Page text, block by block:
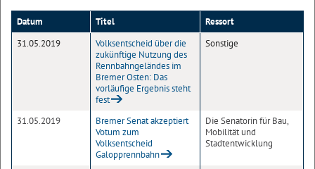
Datum Titel
Ressort
31.05.2019
Volksentscheid über die
zukünftige Nutzung des
Rennbahngeländes im
Bremer Osten: Das
vorläufige Ergebnis steht
fest
Sonstige
31.05.2019
Bremer Senat akzeptiert
Votum zum
Volksentscheid
Galopprennbahn
Die Senatorin für Bau,
Mobilität und
Stadtentwicklung